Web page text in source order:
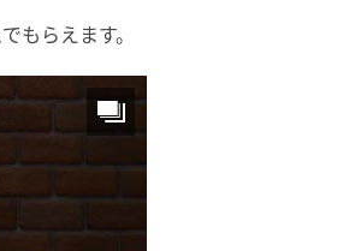
もらえます。